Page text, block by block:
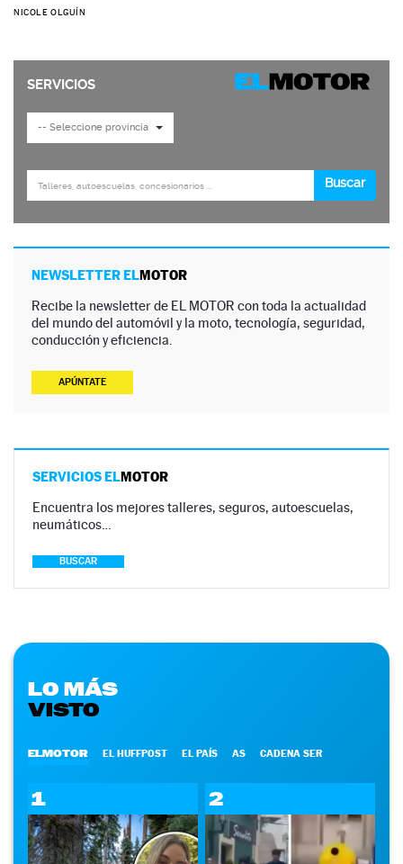
NICOLE OLGUÍN
NEWSLETTER ELMOTOR
Recibe la newsletter de EL MOTOR con toda la actualidad
del mundo del automóvil y la moto, tecnología, seguridad,
conducción y eficiencia.
APÚNTATE
SERVICIOS ELMOTOR
Encuentra los mejores talleres, seguros, autoescuelas,
neumáticos…
BUSCAR
LO MÁS
VISTO
ELMOTOR EL HUFFPOST EL PAÍS AS CADENA SER
1 2